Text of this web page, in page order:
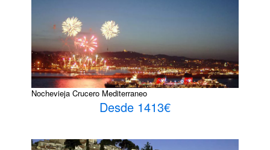
Nochevieja Crucero Mediterraneo
Desde 1413€